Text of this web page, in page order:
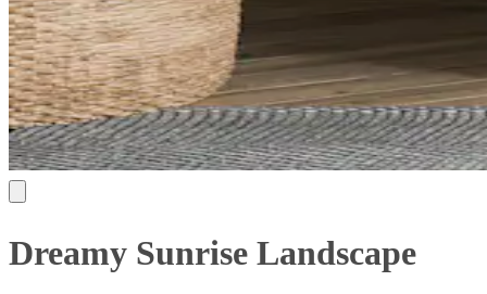
Dreamy Sunrise Landscape